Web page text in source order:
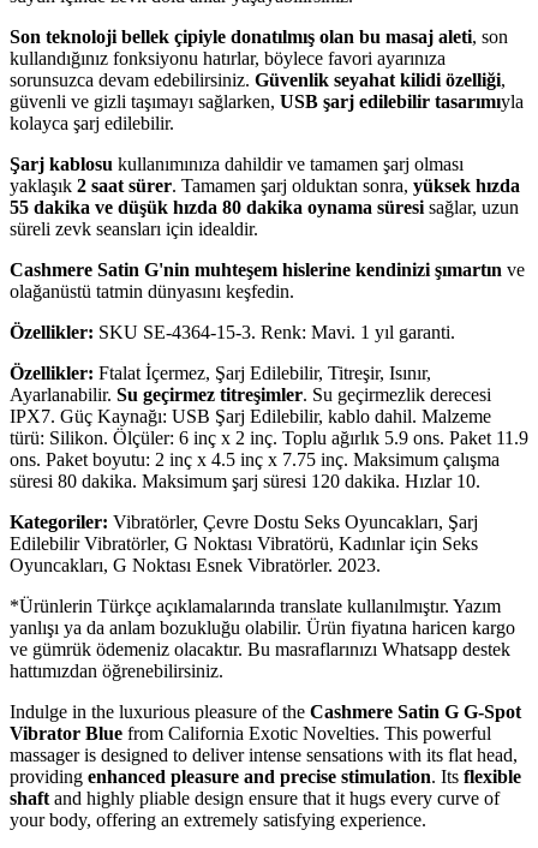
Son teknoloji bellek çipiyle donatılmış olan bu masaj aleti, son
kullandığınız fonksiyonu hatırlar, böylece favori ayarınıza
sorunsuzca devam edebilirsiniz. Güvenlik seyahat kilidi özelliği,
güvenli ve gizli taşımayı sağlarken, USB şarj edilebilir tasarımıyla
kolayca şarj edilebilir.
Şarj kablosu kullanımınıza dahildir ve tamamen şarj olması
yaklaşık 2 saat sürer. Tamamen şarj olduktan sonra, yüksek hızda
55 dakika ve düşük hızda 80 dakika oynama süresi sağlar, uzun
süreli zevk seansları için idealdir.
Cashmere Satin G'nin muhteşem hislerine kendinizi şımartın ve
olağanüstü tatmin dünyasını keşfedin.
Özellikler: SKU SE-4364-15-3. Renk: Mavi. 1 yıl garanti.
Özellikler: Ftalat İçermez, Şarj Edilebilir, Titreşir, Isınır,
Ayarlanabilir. Su geçirmez titreşimler. Su geçirmezlik derecesi
IPX7. Güç Kaynağı: USB Şarj Edilebilir, kablo dahil. Malzeme
türü: Silikon. Ölçüler: 6 inç x 2 inç. Toplu ağırlık 5.9 ons. Paket 11.9
ons. Paket boyutu: 2 inç x 4.5 inç x 7.75 inç. Maksimum çalışma
süresi 80 dakika. Maksimum şarj süresi 120 dakika. Hızlar 10.
Kategoriler: Vibratörler, Çevre Dostu Seks Oyuncakları, Şarj
Edilebilir Vibratörler, G Noktası Vibratörü, Kadınlar için Seks
Oyuncakları, G Noktası Esnek Vibratörler. 2023.
*Ürünlerin Türkçe açıklamalarında translate kullanılmıştır. Yazım
yanlışı ya da anlam bozukluğu olabilir. Ürün fiyatına haricen kargo
ve gümrük ödemeniz olacaktır. Bu masraflarınızı Whatsapp destek
hattımızdan öğrenebilirsiniz.
Indulge in the luxurious pleasure of the Cashmere Satin G G-Spot
Vibrator Blue from California Exotic Novelties. This powerful
massager is designed to deliver intense sensations with its flat head,
providing enhanced pleasure and precise stimulation. Its flexible
shaft and highly pliable design ensure that it hugs every curve of
your body, offering an extremely satisfying experience.